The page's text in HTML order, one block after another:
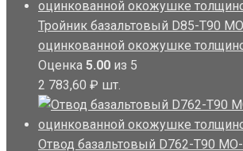
Тройник базальтовый D85-T90
оцинкованной окожушке
Оценка 5.00 из 5
2 783,60 ₽ шт.
Отвод базальтовый D762-T90